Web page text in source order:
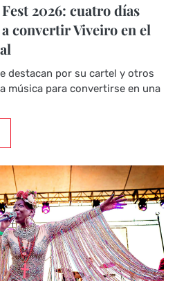
2026: cuatro días
convertir Viveiro en el
destacan por su cartel y otros
música para convertirse en una